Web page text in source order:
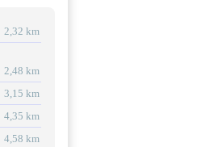
2,32 km
2,48 km
3,15 km
4,35 km
4,58 km